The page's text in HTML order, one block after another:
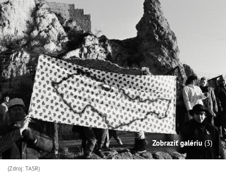
Zobraziť galériu (3)
(Zdroj: TASR)